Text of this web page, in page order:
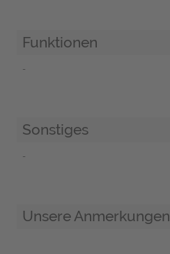
Funktionen
-
Sonstiges
-
Unsere Anmerkungen